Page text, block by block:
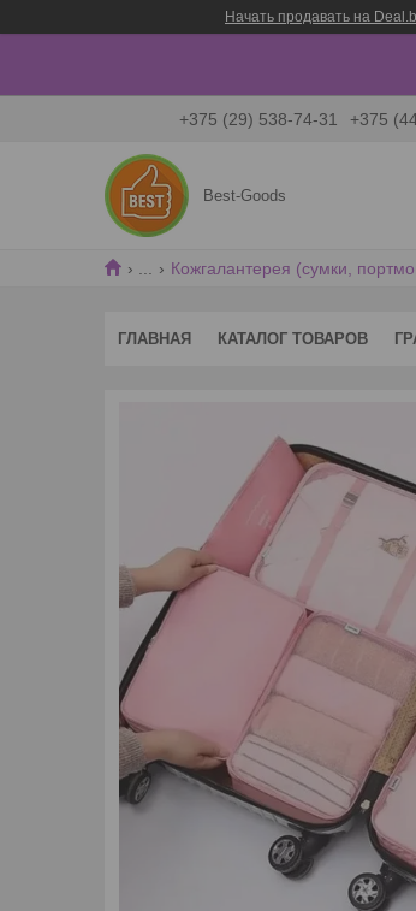
Начать продавать на
+375 (29) 538-74-31 +375
Best-Goods
Кожгалантерея (сумки,
ГЛАВНАЯ КАТАЛОГ ТОВАРОВ